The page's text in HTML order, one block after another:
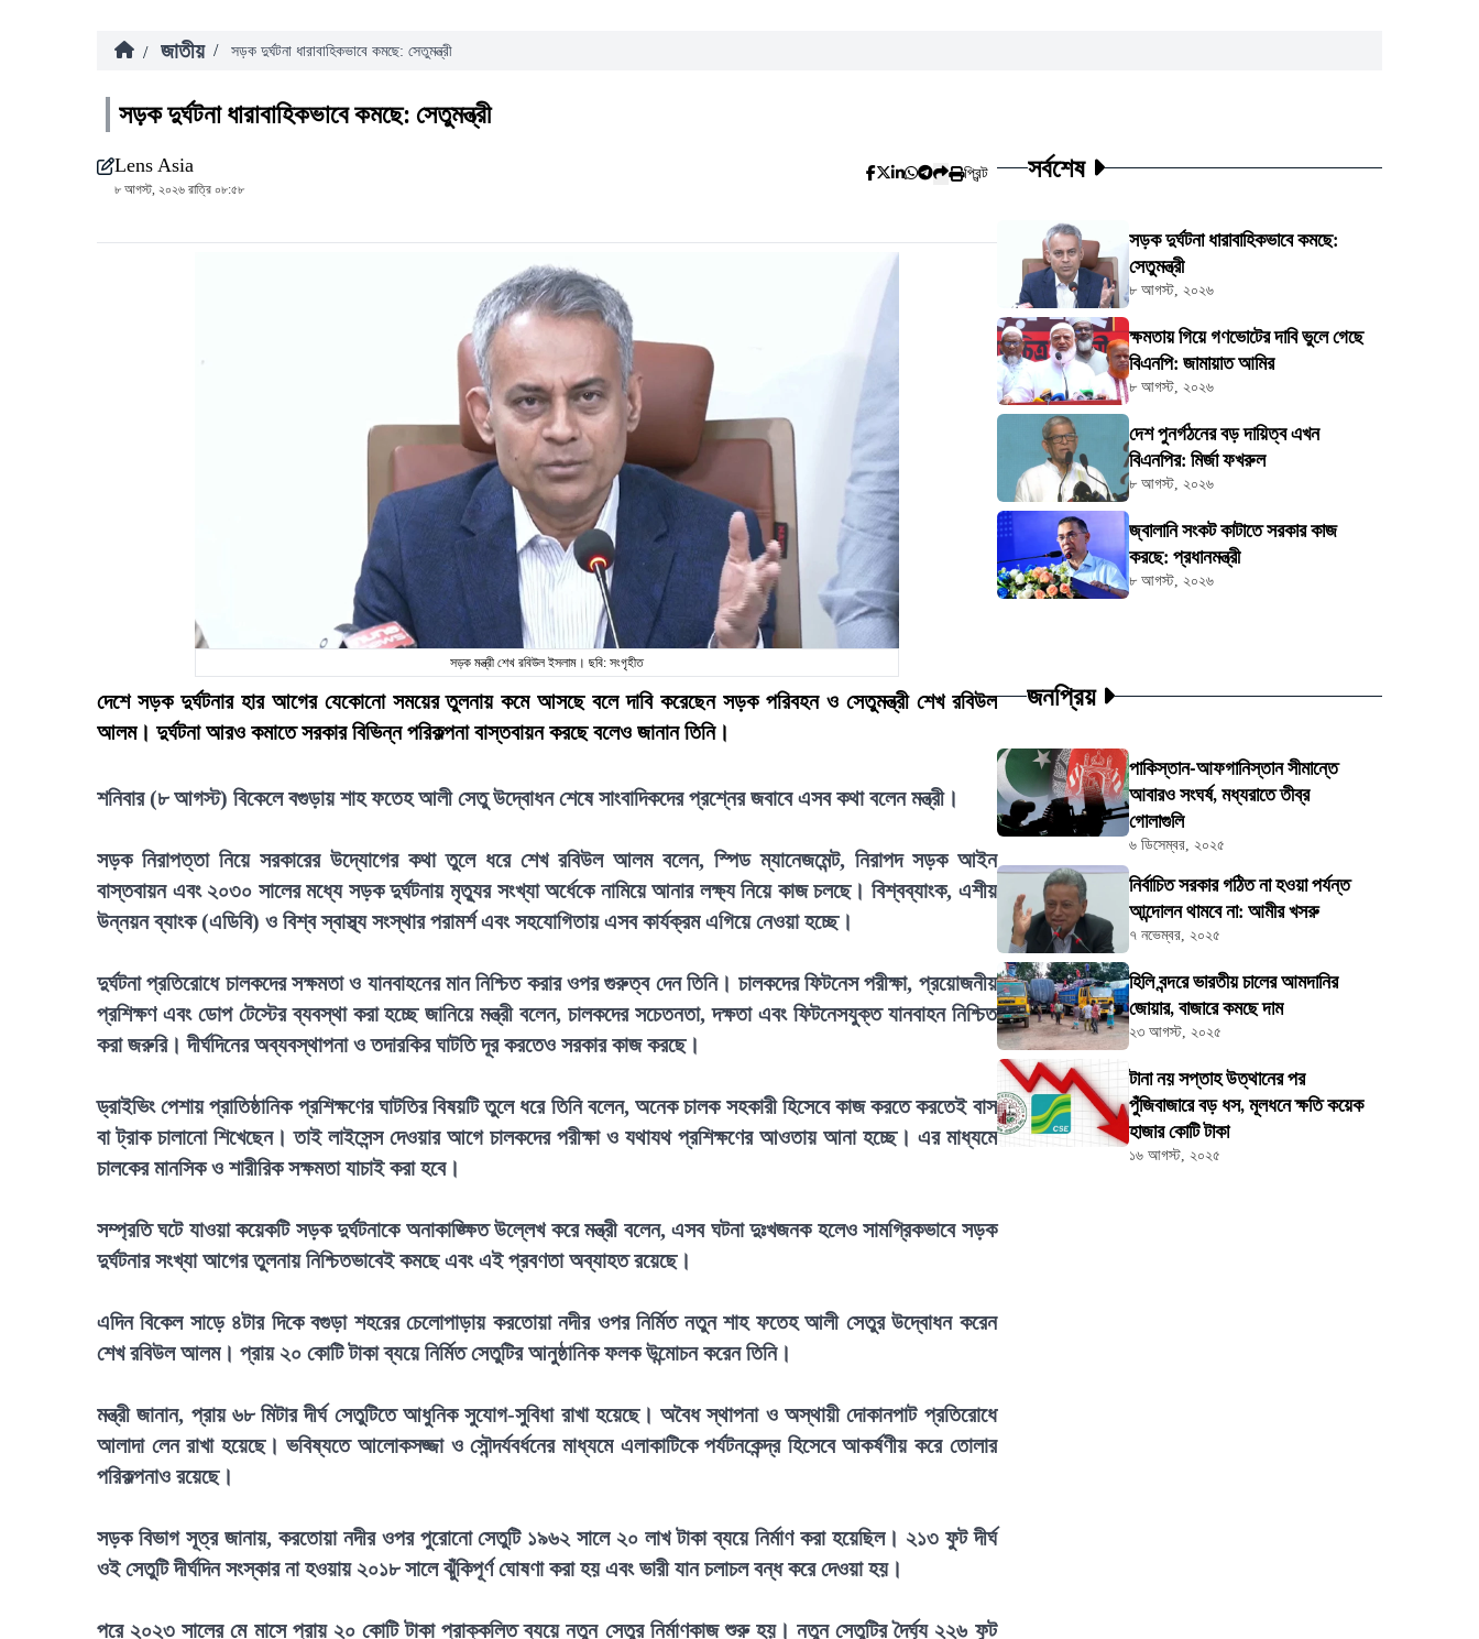
/ জাতীয় / সড়ক দুর্ঘটনা ধারাবাহিকভাবে কমছে: সেতুমন্ত্রী
সড়ক দুর্ঘটনা ধারাবাহিকভাবে কমছে: সেতুমন্ত্রী
Lens Asia
৮ আগস্ট, ২০২৬ রাত্রি ০৮:৫৮
প্রিন্ট
সড়ক মন্ত্রী শেখ রবিউল ইসলাম। ছবি: সংগৃহীত
দেশে সড়ক দুর্ঘটনার হার আগের যেকোনো সময়ের তুলনায় কমে আসছে বলে দাবি করেছেন সড়ক পরিবহন ও সেতুমন্ত্রী শেখ রবিউল
আলম। দুর্ঘটনা আরও কমাতে সরকার বিভিন্ন পরিকল্পনা বাস্তবায়ন করছে বলেও জানান তিনি।
শনিবার (৮ আগস্ট) বিকেলে বগুড়ায় শাহ ফতেহ আলী সেতু উদ্বোধন শেষে সাংবাদিকদের প্রশ্নের জবাবে এসব কথা বলেন মন্ত্রী।
সড়ক নিরাপত্তা নিয়ে সরকারের উদ্যোগের কথা তুলে ধরে শেখ রবিউল আলম বলেন, স্পিড ম্যানেজমেন্ট, নিরাপদ সড়ক আইন
বাস্তবায়ন এবং ২০৩০ সালের মধ্যে সড়ক দুর্ঘটনায় মৃত্যুর সংখ্যা অর্ধেকে নামিয়ে আনার লক্ষ্য নিয়ে কাজ চলছে। বিশ্বব্যাংক, এশীয়
উন্নয়ন ব্যাংক (এডিবি) ও বিশ্ব স্বাস্থ্য সংস্থার পরামর্শ এবং সহযোগিতায় এসব কার্যক্রম এগিয়ে নেওয়া হচ্ছে।
দুর্ঘটনা প্রতিরোধে চালকদের সক্ষমতা ও যানবাহনের মান নিশ্চিত করার ওপর গুরুত্ব দেন তিনি। চালকদের ফিটনেস পরীক্ষা, প্রয়োজনীয়
প্রশিক্ষণ এবং ডোপ টেস্টের ব্যবস্থা করা হচ্ছে জানিয়ে মন্ত্রী বলেন, চালকদের সচেতনতা, দক্ষতা এবং ফিটনেসযুক্ত যানবাহন নিশ্চিত
করা জরুরি। দীর্ঘদিনের অব্যবস্থাপনা ও তদারকির ঘাটতি দূর করতেও সরকার কাজ করছে।
ড্রাইভিং পেশায় প্রাতিষ্ঠানিক প্রশিক্ষণের ঘাটতির বিষয়টি তুলে ধরে তিনি বলেন, অনেক চালক সহকারী হিসেবে কাজ করতে করতেই বাস
বা ট্রাক চালানো শিখেছেন। তাই লাইসেন্স দেওয়ার আগে চালকদের পরীক্ষা ও যথাযথ প্রশিক্ষণের আওতায় আনা হচ্ছে। এর মাধ্যমে
চালকের মানসিক ও শারীরিক সক্ষমতা যাচাই করা হবে।
সম্প্রতি ঘটে যাওয়া কয়েকটি সড়ক দুর্ঘটনাকে অনাকাঙ্ক্ষিত উল্লেখ করে মন্ত্রী বলেন, এসব ঘটনা দুঃখজনক হলেও সামগ্রিকভাবে সড়ক
দুর্ঘটনার সংখ্যা আগের তুলনায় নিশ্চিতভাবেই কমছে এবং এই প্রবণতা অব্যাহত রয়েছে।
এদিন বিকেল সাড়ে ৪টার দিকে বগুড়া শহরের চেলোপাড়ায় করতোয়া নদীর ওপর নির্মিত নতুন শাহ ফতেহ আলী সেতুর উদ্বোধন করেন
শেখ রবিউল আলম। প্রায় ২০ কোটি টাকা ব্যয়ে নির্মিত সেতুটির আনুষ্ঠানিক ফলক উন্মোচন করেন তিনি।
মন্ত্রী জানান, প্রায় ৬৮ মিটার দীর্ঘ সেতুটিতে আধুনিক সুযোগ-সুবিধা রাখা হয়েছে। অবৈধ স্থাপনা ও অস্থায়ী দোকানপাট প্রতিরোধে
আলাদা লেন রাখা হয়েছে। ভবিষ্যতে আলোকসজ্জা ও সৌন্দর্যবর্ধনের মাধ্যমে এলাকাটিকে পর্যটনকেন্দ্র হিসেবে আকর্ষণীয় করে তোলার
পরিকল্পনাও রয়েছে।
সড়ক বিভাগ সূত্র জানায়, করতোয়া নদীর ওপর পুরোনো সেতুটি ১৯৬২ সালে ২০ লাখ টাকা ব্যয়ে নির্মাণ করা হয়েছিল। ২১৩ ফুট দীর্ঘ
ওই সেতুটি দীর্ঘদিন সংস্কার না হওয়ায় ২০১৮ সালে ঝুঁকিপূর্ণ ঘোষণা করা হয় এবং ভারী যান চলাচল বন্ধ করে দেওয়া হয়।
পরে ২০২৩ সালের মে মাসে প্রায় ২০ কোটি টাকা প্রাক্কলিত ব্যয়ে নতুন সেতুর নির্মাণকাজ শুরু হয়। নতুন সেতুটির দৈর্ঘ্য ২২৬ ফুট
সর্বশেষ
সড়ক দুর্ঘটনা ধারাবাহিকভাবে কমছে:
সেতুমন্ত্রী
৮ আগস্ট, ২০২৬
ক্ষমতায় গিয়ে গণভোটের দাবি ভুলে গেছে
বিএনপি: জামায়াত আমির
৮ আগস্ট, ২০২৬
দেশ পুনর্গঠনের বড় দায়িত্ব এখন
বিএনপির: মির্জা ফখরুল
৮ আগস্ট, ২০২৬
জ্বালানি সংকট কাটাতে সরকার কাজ
করছে: প্রধানমন্ত্রী
৮ আগস্ট, ২০২৬
জনপ্রিয়
পাকিস্তান-আফগানিস্তান সীমান্তে
আবারও সংঘর্ষ, মধ্যরাতে তীব্র
গোলাগুলি
৬ ডিসেম্বর, ২০২৫
নির্বাচিত সরকার গঠিত না হওয়া পর্যন্ত
আন্দোলন থামবে না: আমীর খসরু
৭ নভেম্বর, ২০২৫
হিলি বন্দরে ভারতীয় চালের আমদানির
জোয়ার, বাজারে কমছে দাম
২৩ আগস্ট, ২০২৫
টানা নয় সপ্তাহ উত্থানের পর
পুঁজিবাজারে বড় ধস, মূলধনে ক্ষতি কয়েক
হাজার কোটি টাকা
১৬ আগস্ট, ২০২৫